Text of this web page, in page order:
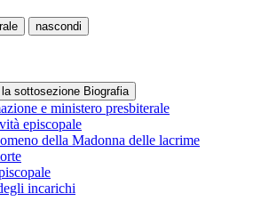
nascondi
sottosezione Biografia
e ministero presbiterale
episcopale
della Madonna delle lacrime
incarichi